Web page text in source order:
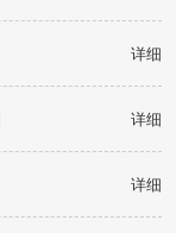
详细
详细
详细